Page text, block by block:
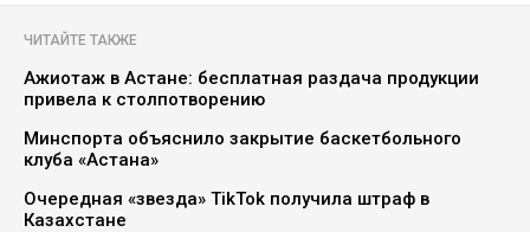
ЧИТАЙТЕ ТАКЖЕ
Ажиотаж в Астане: бесплатная раздача продукции
привела к столпотворению
Минспорта объяснило закрытие баскетбольного
клуба «Астана»
Очередная «звезда» TikTok получила штраф в
Казахстане